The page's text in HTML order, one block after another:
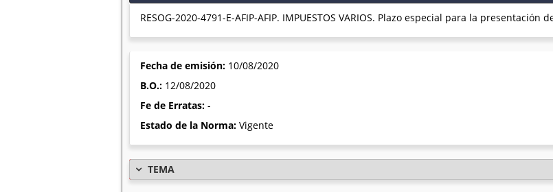
RESOG-2020-4791-E-AFIP-AFIP. IMPUESTOS VARIOS. Plazo especial para la presentación
Fecha de emisión: 10/08/2020
B.O.: 12/08/2020
Fe de Erratas: -
Estado de la Norma: Vigente
TEMA